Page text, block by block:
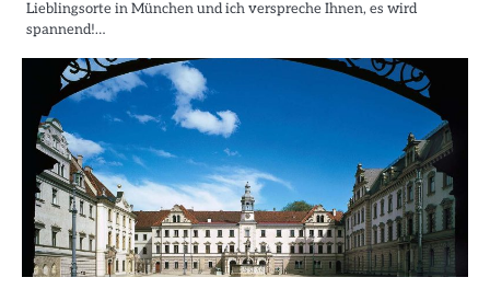
Lieblingsorte in München und ich verspreche Ihnen, es wird
spannend!…